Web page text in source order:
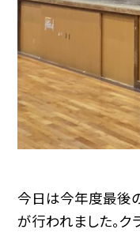
今日は今年度最後
が行われました。